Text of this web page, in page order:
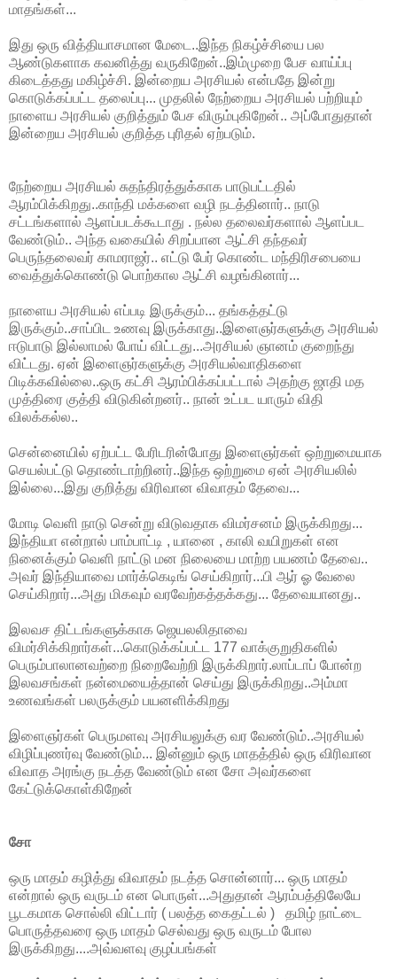
மாதங்கள்...
இது ஒரு வித்தியாசமான மேடை..இந்த நிகழ்ச்சியை பல
ஆண்டுகளாக கவனித்து வருகிறேன்..இம்முறை பேச வாய்ப்பு
கிடைத்தது மகிழ்ச்சி. இன்றைய அரசியல் என்பதே இன்று
கொடுக்கப்பட்ட தலைப்பு... முதலில் நேற்றைய அரசியல் பற்றியும்
நாளைய அரசியல் குறித்தும் பேச விரும்புகிறேன்.. அப்போதுதான்
இன்றைய அரசியல் குறித்த புரிதல் ஏற்படும்.
நேற்றைய அரசியல் சுதந்திரத்துக்காக பாடுபட்டதில்
ஆரம்பிக்கிறது..காந்தி மக்களை வழி நடத்தினார்.. நாடு
சட்டங்களால் ஆளப்படக்கூடாது . நல்ல தலைவர்களால் ஆளப்பட
வேண்டும்.. அந்த வகையில் சிறப்பான ஆட்சி தந்தவர்
பெருந்தலைவர் காமராஜர்.. எட்டு பேர் கொண்ட மந்திரிசபையை
வைத்துக்கொண்டு பொற்கால ஆட்சி வழங்கினார்...
நாளைய அரசியல் எப்படி இருக்கும்... தங்கத்தட்டு
இருக்கும்..சாப்பிட உணவு இருக்காது..இளைஞர்களுக்கு அரசியல்
ஈடுபாடு இல்லாமல் போய் விட்டது...அரசியல் ஞானம் குறைந்து
விட்டது. ஏன் இளைஞர்களுக்கு அரசியல்வாதிகளை
பிடிக்கவில்லை..ஒரு கட்சி ஆரம்பிக்கப்பட்டால் அதற்கு ஜாதி மத
முத்திரை குத்தி விடுகின்றனர்.. நான் உட்பட யாரும் விதி
விலக்கல்ல..
சென்னையில் ஏற்பட்ட பேரிடரின்போது இளைஞர்கள் ஒற்றுமையாக
செயல்பட்டு தொண்டாற்றினர்..இந்த ஒற்றுமை ஏன் அரசியலில்
இல்லை...இது குறித்து விரிவான விவாதம் தேவை...
மோடி வெளி நாடு சென்று விடுவதாக விமர்சனம் இருக்கிறது...
இந்தியா என்றால் பாம்பாட்டி , யானை , காலி வயிறுகள் என
நினைக்கும் வெளி நாட்டு மன நிலையை மாற்ற பயணம் தேவை..
அவர் இந்தியாவை மார்க்கெடிங் செய்கிறார்...பி ஆர் ஓ வேலை
செய்கிறார்...அது மிகவும் வரவேற்கத்தக்கது... தேவையானது..
இலவச திட்டங்களுக்காக ஜெயலலிதாவை
விமர்சிக்கிறார்கள்...கொடுக்கப்பட்ட 177 வாக்குறுதிகளில்
பெரும்பாலானவற்றை நிறைவேற்றி இருக்கிறார்.லாப்டாப் போன்ற
இலவசங்கள் நன்மையைத்தான் செய்து இருக்கிறது..அம்மா
உணவங்கள் பலருக்கும் பயனளிக்கிறது
இளைஞர்கள் பெருமளவு அரசியலுக்கு வர வேண்டும்..அரசியல்
விழிப்புணர்வு வேண்டும்... இன்னும் ஒரு மாதத்தில் ஒரு விரிவான
விவாத அரங்கு நடத்த வேண்டும் என சோ அவர்களை
கேட்டுக்கொள்கிறேன்
சோ
ஒரு மாதம் கழித்து விவாதம் நடத்த சொன்னார்... ஒரு மாதம்
என்றால் ஒரு வருடம் என பொருள்...அதுதான் ஆரம்பத்திலேயே
பூடகமாக சொல்லி விட்டார் ( பலத்த கைதட்டல் ) தமிழ் நாட்டை
பொருத்தவரை ஒரு மாதம் செல்வது ஒரு வருடம் போல
இருக்கிறது....அவ்வளவு குழப்பங்கள்